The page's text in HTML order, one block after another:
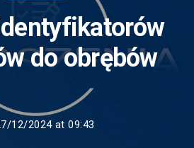
do obrębów
12/2024 at 09:43